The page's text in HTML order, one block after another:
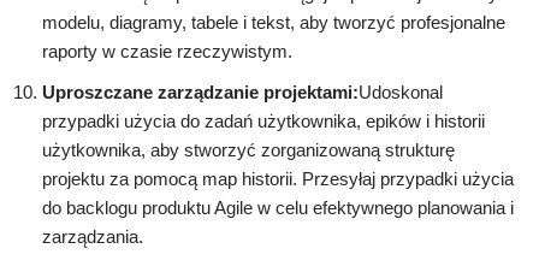
modelu, diagramy, tabele i tekst, aby tworzyć profesjonalne
raporty w czasie rzeczywistym.
Uproszczane zarządzanie projektami:Udoskonal
przypadki użycia do zadań użytkownika, epików i historii
użytkownika, aby stworzyć zorganizowaną strukturę
projektu za pomocą map historii. Przesyłaj przypadki użycia
do backlogu produktu Agile w celu efektywnego planowania i
zarządzania.